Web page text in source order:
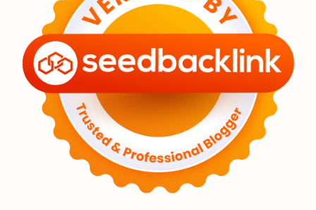
Premium Komet Bulan
Penelitian Serba-serbi Satelit
Luar Angkasa Video Aurora
Supernova Nebula Sponsored
Featured Mars
GMT 2016